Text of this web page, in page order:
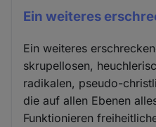
Ein weiteres
Ein weiteres
skrupellosen,
radikalen, pseudo-
die auf allen Ebenen
Funktionieren